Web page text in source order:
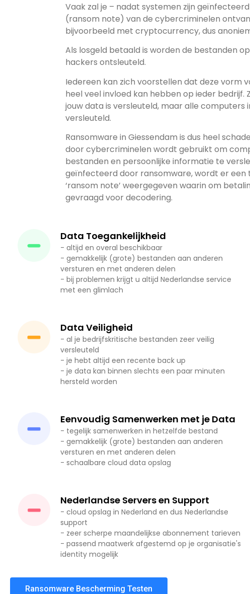
Vaak zal je – nadat systemen zijn
(ransom note) van de cybercriminelen
bijvoorbeeld met cryptocurrency, dus
Als losgeld betaald is worden de bestanden
hackers ontsleuteld.
Iedereen kan zich voorstellen dat deze vorm
heel veel invloed kan hebben op ieder bedrijf.
jouw data is versleuteld, maar alle computers
versleuteld.
Ransomware in Giessendam is dus heel
door cybercriminelen wordt gebruikt om
bestanden en persoonlijke informatie te
geïnfecteerd door ransomware, wordt er
‘ransom note’ weergegeven waarin om
gevraagd voor decodering.
Data Toegankelijkheid
- altijd en overal beschikbaar
- gemakkelijk (grote) bestanden aan anderen
versturen en met anderen delen
- bij problemen krijgt u altijd Nederlandse service
met een glimlach
Data Veiligheid
- al je bedrijfskritische bestanden zeer veilig
versleuteld
- je hebt altijd een recente back up
- je data kan binnen slechts een paar minuten
hersteld worden
Eenvoudig Samenwerken met je Data
- tegelijk samenwerken in hetzelfde bestand
- gemakkelijk (grote) bestanden aan anderen
versturen en met anderen delen
- schaalbare cloud data opslag
Nederlandse Servers en Support
- cloud opslag in Nederland en dus Nederlandse
support
- zeer scherpe maandelijkse abonnement tarieven
- passend maatwerk afgestemd op je organisatie's
identity mogelijk
Ransomware Bescherming Testen